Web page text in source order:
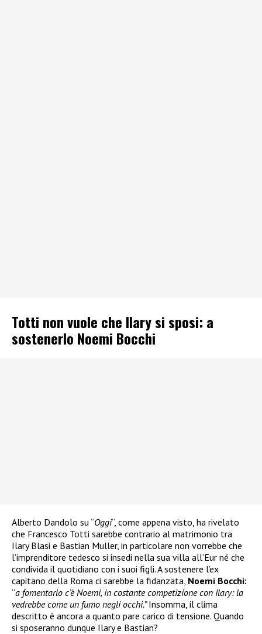
Totti non vuole che Ilary si sposi: a
sostenerlo Noemi Bocchi
Alberto Dandolo su “Oggi“, come appena visto, ha rivelato
che Francesco Totti sarebbe contrario al matrimonio tra
Ilary Blasi e Bastian Muller, in particolare non vorrebbe che
l’imprenditore tedesco si insedi nella sua villa all’Eur né che
condivida il quotidiano con i suoi figli. A sostenere l’ex
capitano della Roma ci sarebbe la fidanzata, Noemi Bocchi:
“a fomentarlo c’è Noemi, in costante competizione con Ilary: la
vedrebbe come un fumo negli occhi.”Insomma, il clima
descritto è ancora a quanto pare carico di tensione. Quando
si sposeranno dunque Ilary e Bastian?